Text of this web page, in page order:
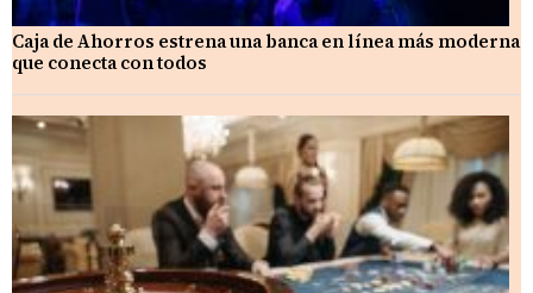
Caja de Ahorros estrena una banca en línea más moderna
que conecta con todos